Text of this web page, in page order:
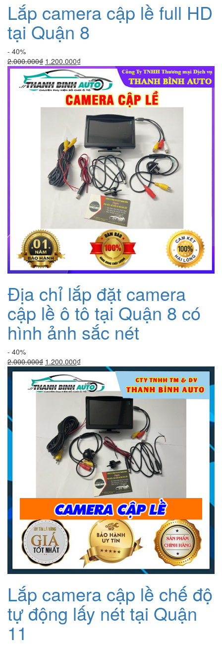
Lắp camera cập lề full HD
tại Quận 8
- 40%
2.000.000₫ Giá
gốc
là:
2.000.000₫.
1.200.000₫Giá
hiện
tại
là:
1.200.000₫.
Địa chỉ lắp đặt camera
cập lề ô tô tại Quận 8 có
hình ảnh sắc nét
- 40%
2.000.000₫ Giá
gốc
là:
2.000.000₫.
1.200.000₫Giá
hiện
tại
là:
1.200.000₫.
Lắp camera cập lề chế độ
tự động lấy nét tại Quận
11